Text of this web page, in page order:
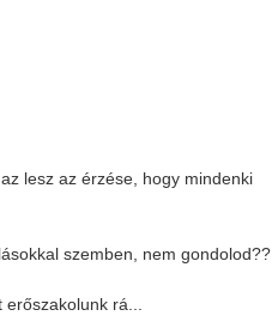
lesz az érzése, hogy mindenki
szemben, nem gondolod??
erőszakolunk rá...